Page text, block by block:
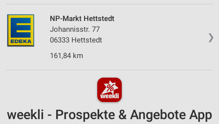
❯
NP-Markt Hettstedt
Johannisstr. 77
06333 Hettstedt
161,84 km
weekli - Prospekte & Angebote App